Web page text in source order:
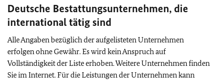
Deutsche Bestattungsunternehmen, die
international tätig sind
Alle Angaben bezüglich der aufgelisteten Unternehmen
erfolgen ohne Gewähr. Es wird kein Anspruch auf
Vollständigkeit der Liste erhoben. Weitere Unternehmen finden
Sie im Internet. Für die Leistungen der Unternehmen kann